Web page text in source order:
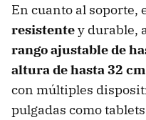
En cuanto al soporte,
resistentey durable,
rango ajustable de
altura de hasta 32 cm
con múltiples
pulgadas como